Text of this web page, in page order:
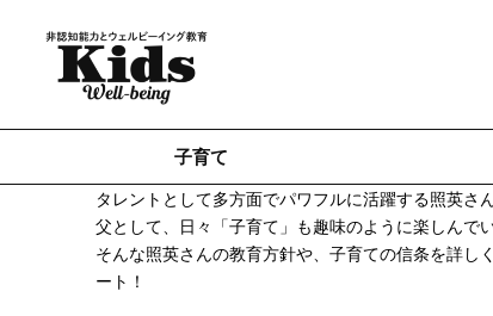
子育て
タレントとして多方面でパワフルに活躍する照英
父として、日々「子育て」も趣味のように楽しんで
そんな照英さんの教育方針や、子育ての信条を詳し
ート！